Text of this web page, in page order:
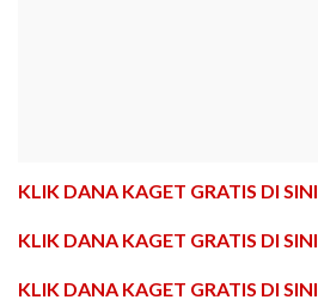
KLIK DANA KAGET GRATIS DI SINI
KLIK DANA KAGET GRATIS DI SINI
KLIK DANA KAGET GRATIS DI SINI